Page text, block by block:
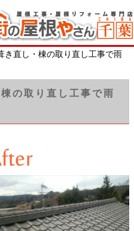
き直し・棟の取り直し工事で雨
の取り直し工事で雨